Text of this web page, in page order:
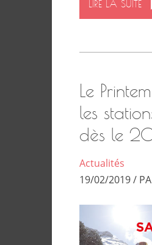
LIRE LA SUITE
Le
les
dès le
Actualités
19/02/2019 /